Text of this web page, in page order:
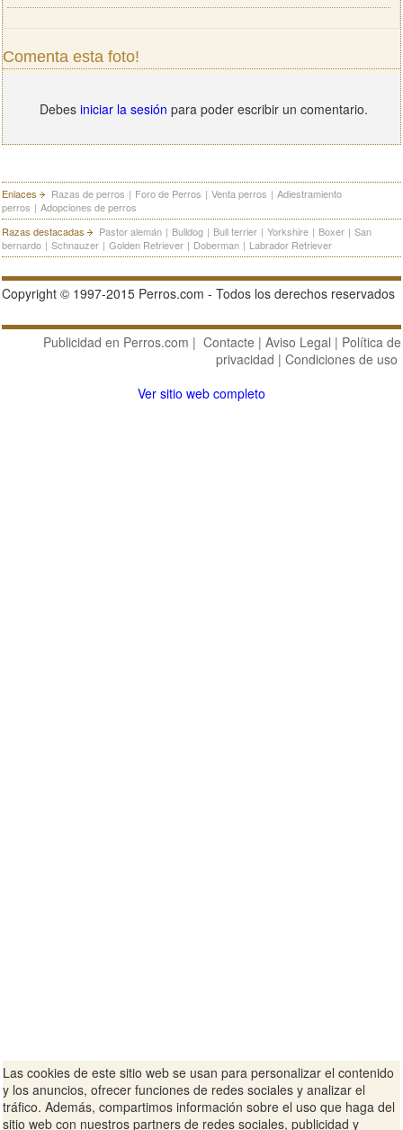
Comenta esta foto!
Debes iniciar la sesión para poder escribir un comentario.
Enlaces Razas de perros | Foro de Perros | Venta perros | Adiestramiento
perros | Adopciones de perros
Razas destacadas
Pastor alemán | Bulldog | Bull terrier | Yorkshire | Boxer | San
bernardo | Schnauzer | Golden Retriever | Doberman | Labrador Retriever
Copyright © 1997-2015 Perros.com - Todos los derechos reservados
Publicidad en Perros.com | Contacte | Aviso Legal | Política de
privacidad | Condiciones de uso
Ver sitio web completo
Las cookies de este sitio web se usan para personalizar el contenido
y los anuncios, ofrecer funciones de redes sociales y analizar el
tráfico. Además, compartimos información sobre el uso que haga del
sitio web con nuestros partners de redes sociales, publicidad y